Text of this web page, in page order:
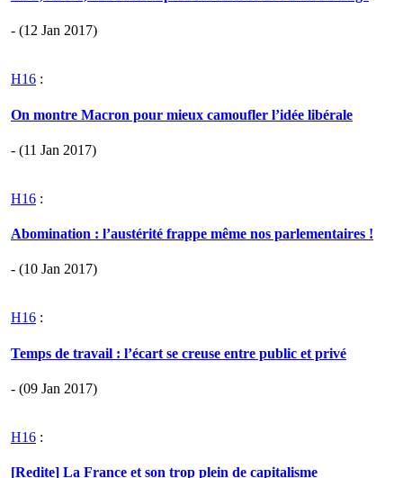
- (12 Jan 2017)
H16 :
On montre Macron pour mieux camoufler l’idée libérale
- (11 Jan 2017)
H16 :
Abomination : l’austérité frappe même nos parlementaires !
- (10 Jan 2017)
H16 :
Temps de travail : l’écart se creuse entre public et privé
- (09 Jan 2017)
H16 :
[Redite] La France et son trop plein de capitalisme